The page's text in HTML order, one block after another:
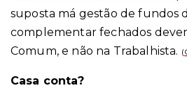
suposta má gestão de fundos
complementar fechados
Comum, e não na Trabalhista. (
Casa conta?